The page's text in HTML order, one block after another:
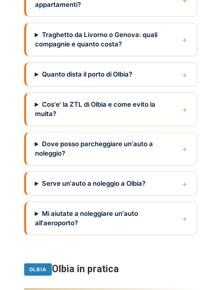
appartamenti?
Traghetto da Livorno o Genova: quali
compagnie e quanto costa?
Quanto dista il porto di Olbia?
Cos'e' la ZTL di Olbia e come evito la
multa?
Dove posso parcheggiare un'auto a
noleggio?
Serve un'auto a noleggio a Olbia?
Mi aiutate a noleggiare un'auto
all'aeroporto?
OLBIA Olbia in pratica